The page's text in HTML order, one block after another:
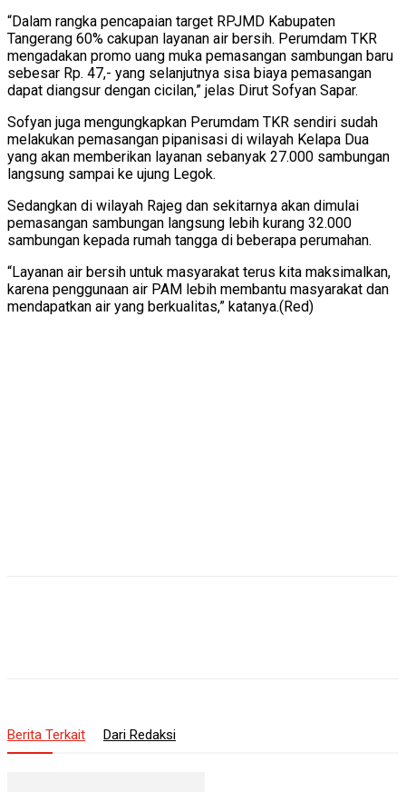
“Dalam rangka pencapaian target RPJMD Kabupaten
Tangerang 60% cakupan layanan air bersih. Perumdam TKR
mengadakan promo uang muka pemasangan sambungan baru
sebesar Rp. 47,- yang selanjutnya sisa biaya pemasangan
dapat diangsur dengan cicilan,” jelas Dirut Sofyan Sapar.
Sofyan juga mengungkapkan Perumdam TKR sendiri sudah
melakukan pemasangan pipanisasi di wilayah Kelapa Dua
yang akan memberikan layanan sebanyak 27.000 sambungan
langsung sampai ke ujung Legok.
Sedangkan di wilayah Rajeg dan sekitarnya akan dimulai
pemasangan sambungan langsung lebih kurang 32.000
sambungan kepada rumah tangga di beberapa perumahan.
“Layanan air bersih untuk masyarakat terus kita maksimalkan,
karena penggunaan air PAM lebih membantu masyarakat dan
mendapatkan air yang berkualitas,” katanya.(Red)
Berita Terkait Dari Redaksi